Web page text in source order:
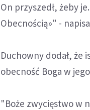
On przyszedł, żeby
Obecnością»" -
Duchowny dodał, że
obecność Boga w
"Boże zwycięstwo w